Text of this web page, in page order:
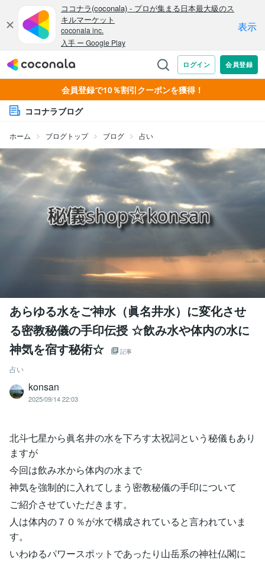
会員登録で10％割引クーポンを獲得！
ココナラブログ
ホーム ブログトップ ブログ 占い
あらゆる水をご神水（眞名井水）に変化させ
る密教秘儀の手印伝授 ☆飲み水や体内の水に
神気を宿す秘術☆
記事
占い
konsan
2025/09/14 22:03
北斗七星から眞名井の水を下ろす太祝詞という秘儀もあり
ますが
今回は飲み水から体内の水まで
神気を強制的に入れてしまう密教秘儀の手印について
ご紹介させていただきます。
人は体内の７０％が水で構成されていると言われていま
す。
いわゆるパワースポットであったり山岳系の神社仏閣に